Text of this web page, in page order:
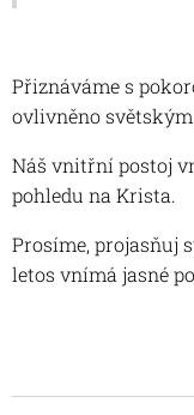
Přiznáváme s
ovlivněno světským
Náš vnitřní postoj
pohledu na Krista.
Prosíme, projasňuj
letos vnímá jasné